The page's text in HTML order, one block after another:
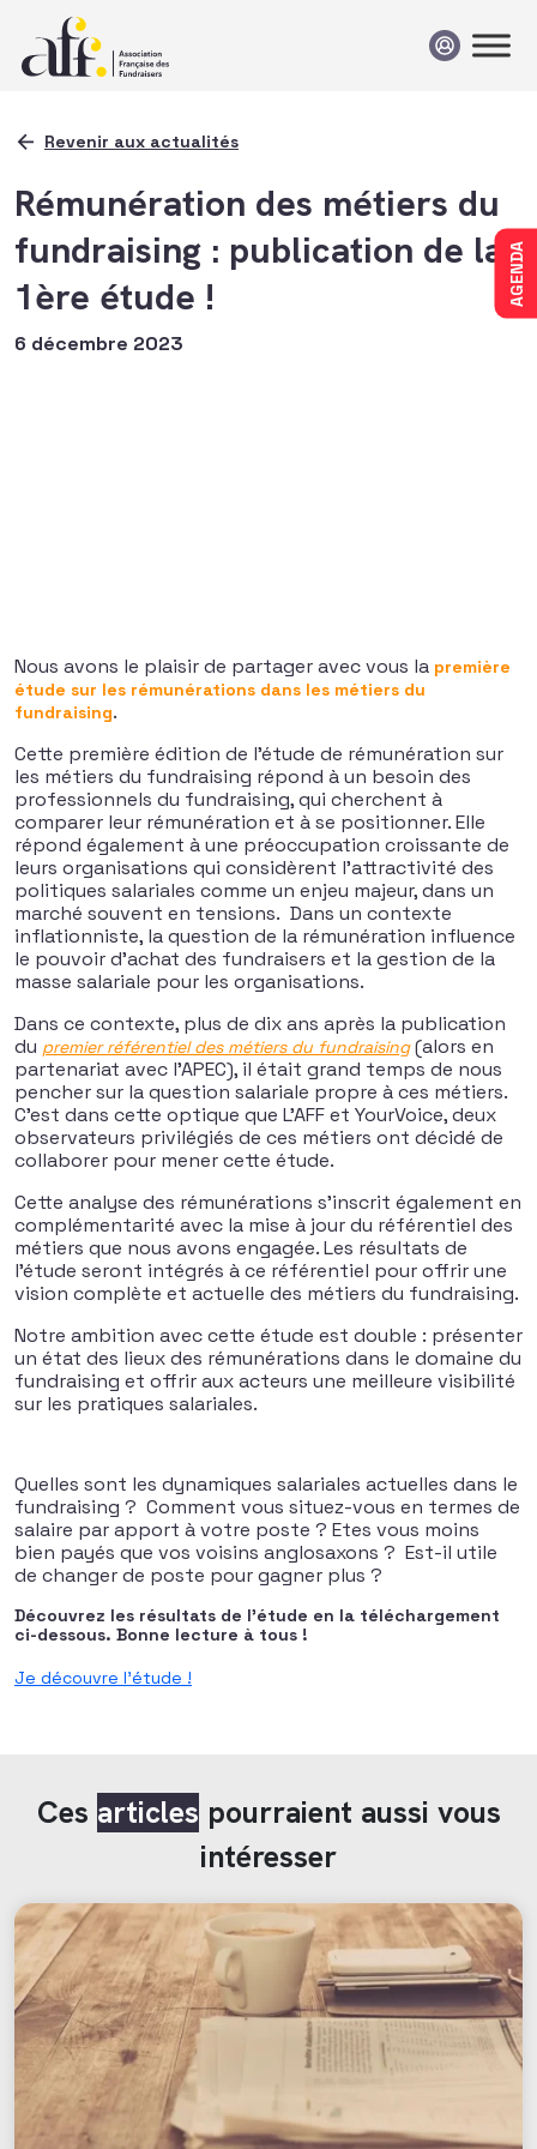
AGENDA
Revenir aux actualités
Rémunération des métiers du
fundraising : publication de la
1ère étude !
6 décembre 2023
Nous avons le plaisir de partager avec vous la première
étude sur les rémunérations dans les métiers du
fundraising.
Cette première édition de l’étude de rémunération sur
les métiers du fundraising répond à un besoin des
professionnels du fundraising, qui cherchent à
comparer leur rémunération et à se positionner. Elle
répond également à une préoccupation croissante de
leurs organisations qui considèrent l’attractivité des
politiques salariales comme un enjeu majeur, dans un
marché souvent en tensions. Dans un contexte
inflationniste, la question de la rémunération influence
le pouvoir d’achat des fundraisers et la gestion de la
masse salariale pour les organisations.
Dans ce contexte, plus de dix ans après la publication
du premier référentiel des métiers du fundraising(alors en
partenariat avec l’APEC), il était grand temps de nous
pencher sur la question salariale propre à ces métiers.
C’est dans cette optique que L’AFF et YourVoice, deux
observateurs privilégiés de ces métiers ont décidé de
collaborer pour mener cette étude.
Cette analyse des rémunérations s’inscrit également en
complémentarité avec la mise à jour du référentiel des
métiers que nous avons engagée. Les résultats de
l’étude seront intégrés à ce référentiel pour offrir une
vision complète et actuelle des métiers du fundraising.
Notre ambition avec cette étude est double : présenter
un état des lieux des rémunérations dans le domaine du
fundraising et offrir aux acteurs une meilleure visibilité
sur les pratiques salariales.
Quelles sont les dynamiques salariales actuelles dans le
fundraising ? Comment vous situez-vous en termes de
salaire par apport à votre poste ? Etes vous moins
bien payés que vos voisins anglosaxons ? Est-il utile
de changer de poste pour gagner plus ?
Découvrez les résultats de l’étude en la téléchargement
ci-dessous. Bonne lecture à tous !
Je découvre l’étude !
Ces articles pourraient aussi vous
intéresser